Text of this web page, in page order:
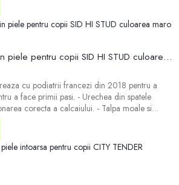
la scoaterea acestuia. - Cutie rotun
Pom D'api bocanci din piele pentru copii SID HI STUD culoarea maro
cu podiatrii francezi din 2018 pentru a
a face primii pasi. - Urechea din spatele
corecta a calcaiului. - Talpa moale si
de miscare. - Deschidere larga pentru
- Model cu siret cu fermoar lateral si